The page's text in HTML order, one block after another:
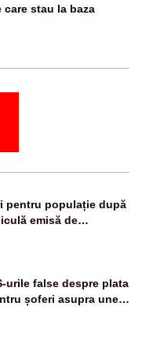
stau la baza
pentru populație după
emisă de
urile false despre plata
șoferi asupra unei
online